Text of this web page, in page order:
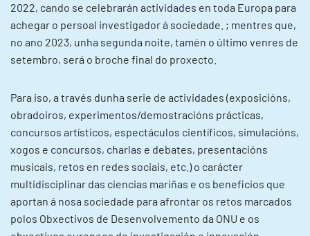
2022, cando se celebrarán actividades en toda Europa para
achegar o persoal investigador á sociedade. ; mentres que,
no ano 2023, unha segunda noite, tamén o último venres de
setembro, será o broche final do proxecto.
Para iso, a través dunha serie de actividades (exposicións,
obradoiros, experimentos/demostracións prácticas,
concursos artísticos, espectáculos científicos, simulacións,
xogos e concursos, charlas e debates, presentacións
musicais, retos en redes sociais, etc.) o carácter
multidisciplinar das ciencias mariñas e os beneficios que
aportan á nosa sociedade para afrontar os retos marcados
polos Obxectivos de Desenvolvemento da ONU e os